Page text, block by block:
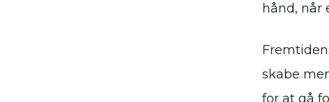
hånd, når
skabe
for at gå